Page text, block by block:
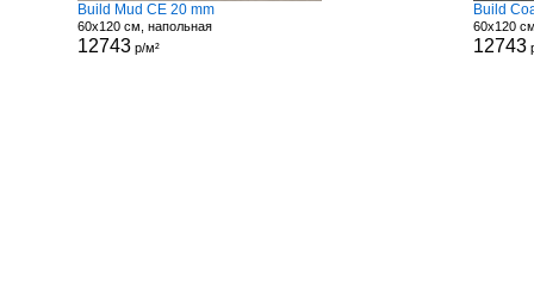
Build Mud CE 20 mm
60x120 см, напольная
12743 р/м²
Build
60x120
12743